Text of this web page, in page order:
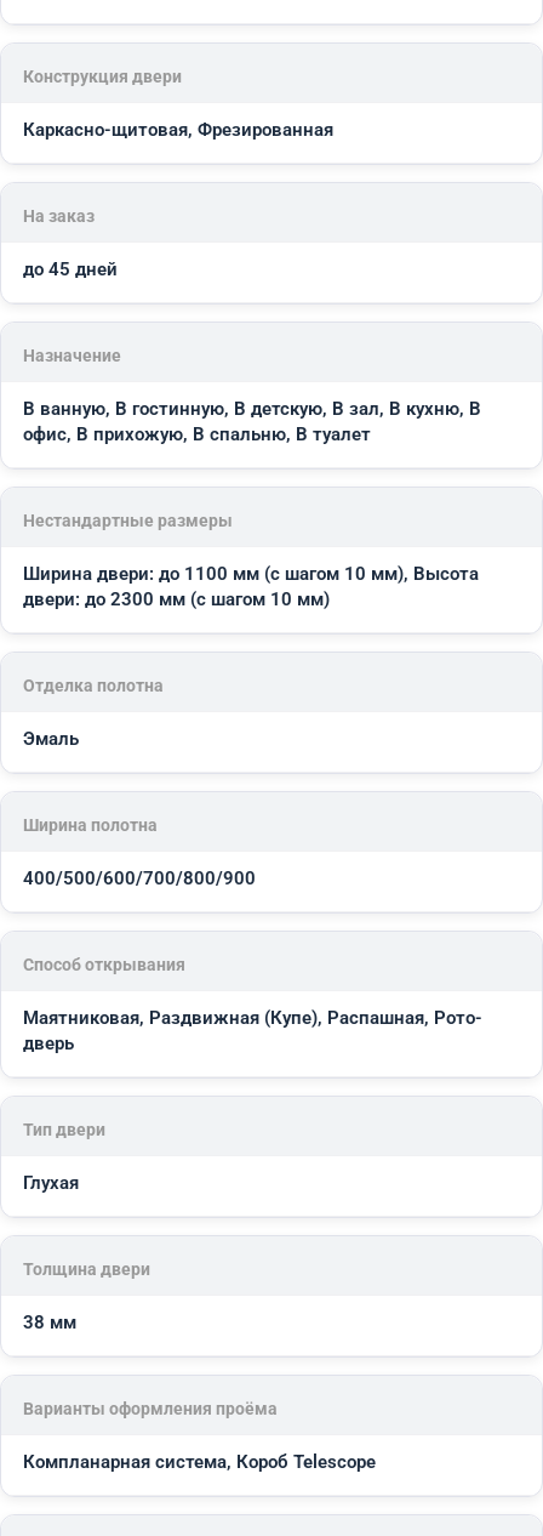
Конструкция двери
Каркасно-щитовая, Фрезированная
На заказ
до 45 дней
Назначение
В ванную, В гостинную, В детскую, В зал, В кухню, В
офис, В прихожую, В спальню, В туалет
Нестандартные размеры
Ширина двери: до 1100 мм (с шагом 10 мм), Высота
двери: до 2300 мм (с шагом 10 мм)
Отделка полотна
Эмаль
Ширина полотна
400/500/600/700/800/900
Способ открывания
Маятниковая, Раздвижная (Купе), Распашная, Рото-
дверь
Тип двери
Глухая
Толщина двери
38 мм
Варианты оформления проёма
Компланарная система, Короб Telescope